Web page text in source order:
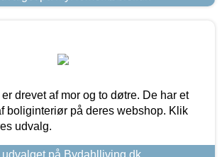
drevet af mor og to døtre. De har et
boliginteriør på deres webshop. Klik
udvalg.
udvalget på Bydahlliving.dk